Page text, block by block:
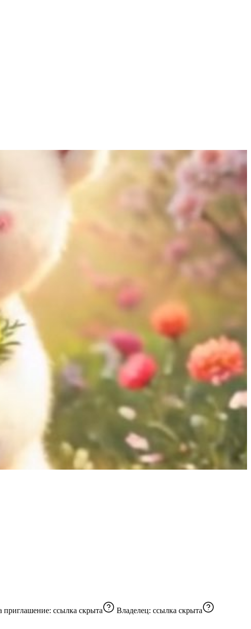
жизни! Подписывайтесь и делитесь радостью! Ссылка на приглашение: ссылка скрыта Владелец: ссылка скрыта